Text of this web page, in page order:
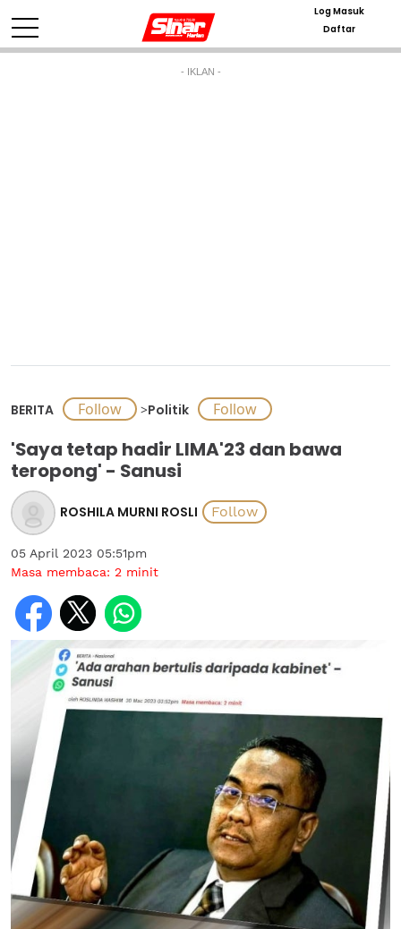
Log Masuk
Daftar
- IKLAN -
BERITA >Politik
'Saya tetap hadir LIMA'23 dan bawa
teropong' - Sanusi
ROSHILA MURNI ROSLI
05 April 2023 05:51pm
Masa membaca: 2 minit